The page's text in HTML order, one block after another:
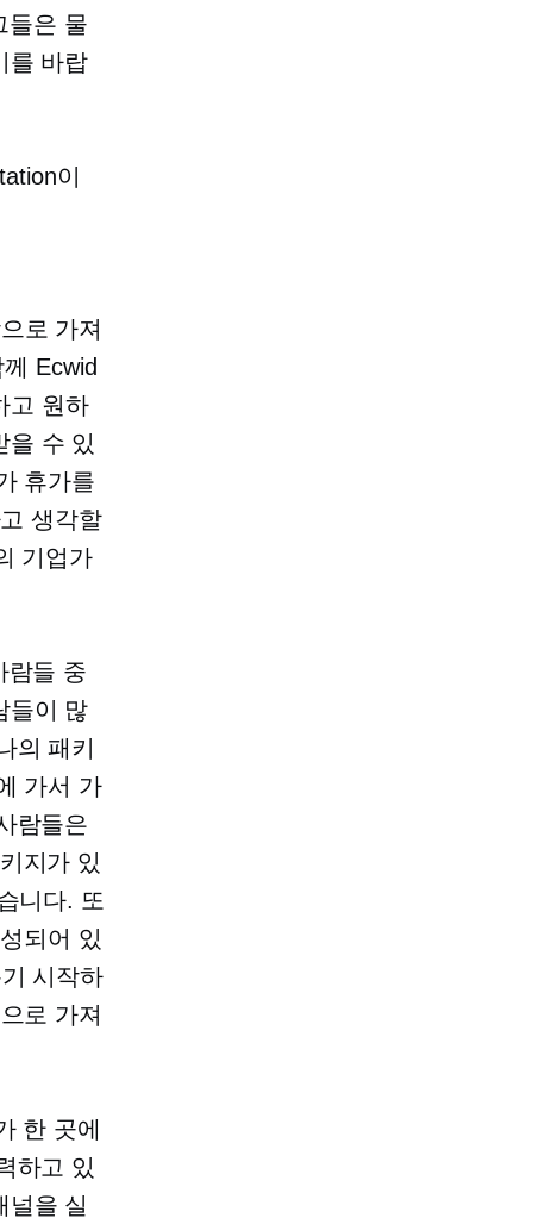
들은 물
를 바랍
이
로 가져
Ecwid
고 원하
을 수 있
휴가를
생각할
기업가
람들 중
들이 많
의 패키
가서 가
람들은
지가 있
니다. 또
되어 있
시작하
로 가져
한 곳에
하고 있
널을 실